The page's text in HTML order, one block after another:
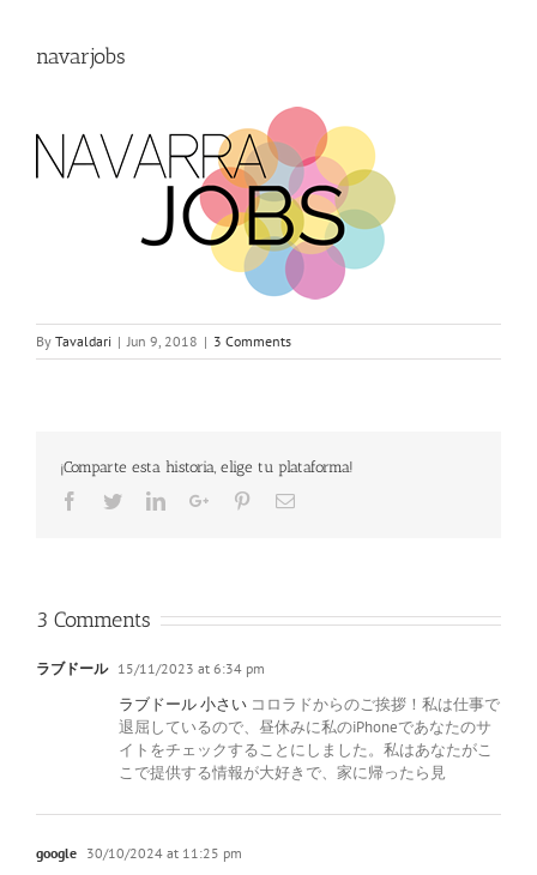
navarjobs
By Tavaldari | Jun 9, 2018 | 3 Comments
¡Comparte esta historia, elige tu plataforma!
Facebook
TwitterLinkedInGoogle+PinterestEmail
3 Comments
ラブドール 15/11/2023 at 6:34 pm
ラブドール 小さい コロラドからのご挨拶！私は仕事で
退屈しているので、昼休みに私のiPhoneであなたのサ
イトをチェックすることにしました。私はあなたがこ
こで提供する情報が大好きで、家に帰ったら見
google 30/10/2024 at 11:25 pm